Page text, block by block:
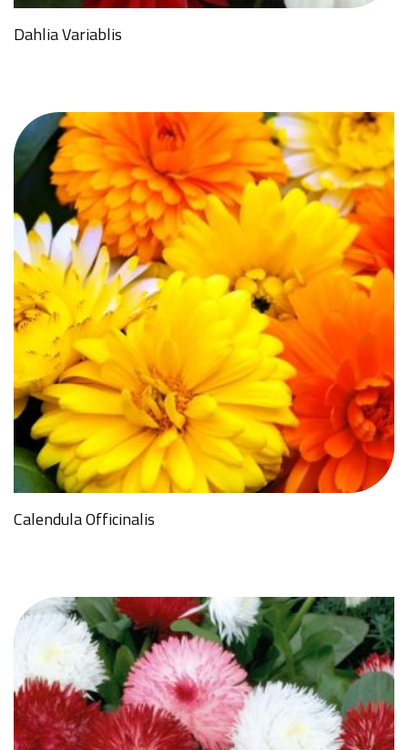
Dahlia Variablis
Calendula Officinalis